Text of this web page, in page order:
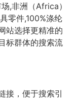
,非洲（Africa）
零件,100%涤纶
站选择更精准的
标群体的搜索流
接，便于搜索引